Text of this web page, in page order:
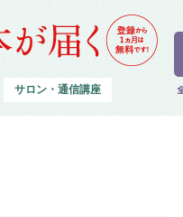
サロン・通信講座